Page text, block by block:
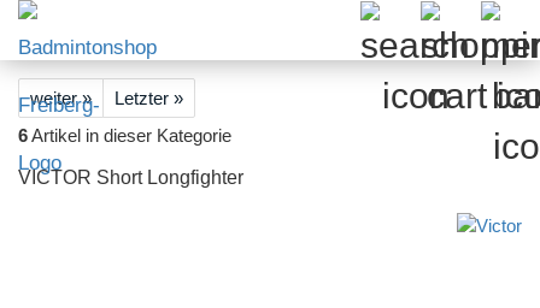
weiter »
Letzter »
6Artikel in dieser Kategorie
VICTOR Short Longfighter